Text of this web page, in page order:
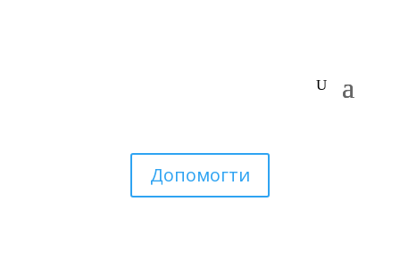
Допомогти